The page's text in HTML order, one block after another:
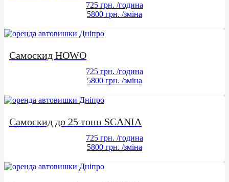
725 грн. /година
5800 грн. /зміна
Самоскид HOWO
725 грн. /година
5800 грн. /зміна
Самоскид до 25 тонн SCANIA
725 грн. /година
5800 грн. /зміна